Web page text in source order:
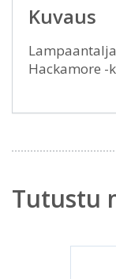
Kuvaus
Hackamore -
Tutustu